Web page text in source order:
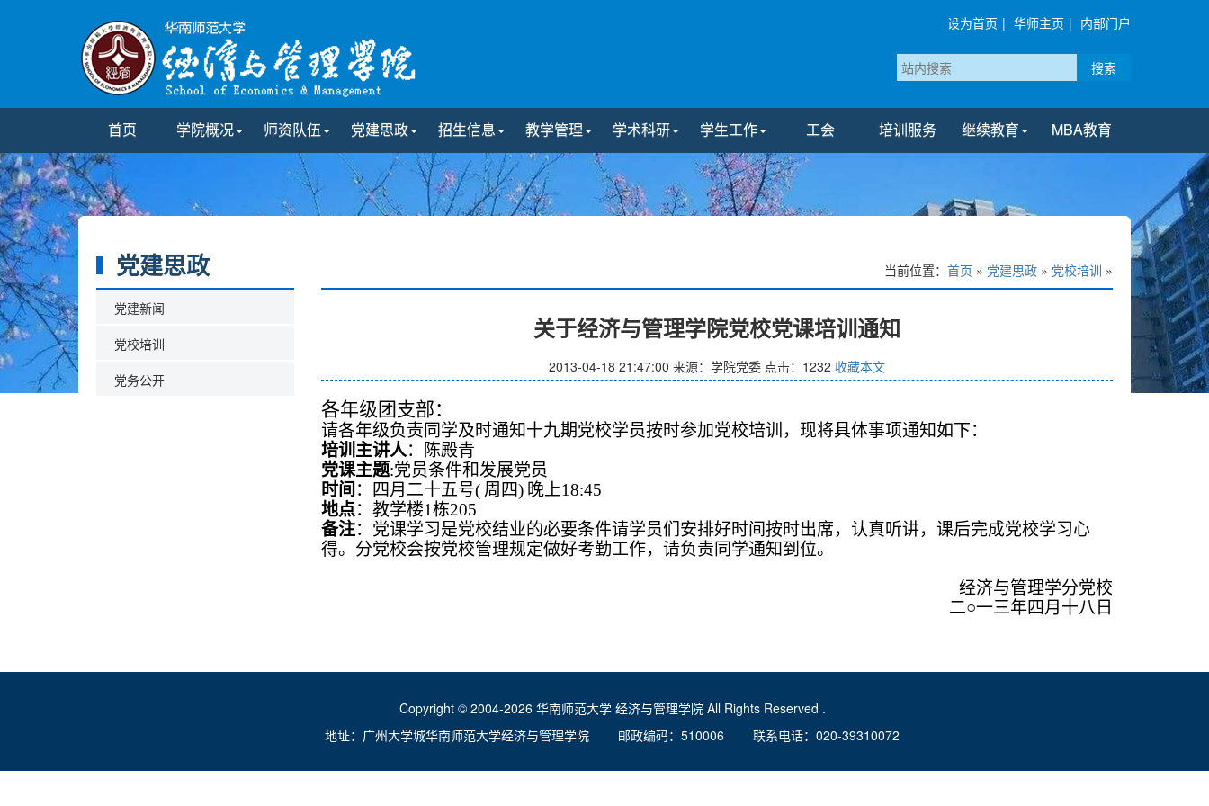
设为首页 | 华师主页 | 内部门户
搜索
首页 学院概况 师资队伍 党建思政 招生信息 教学管理 学术科研 学生工作 工会 培训服务 继续教育 MBA教育
党建思政
党建新闻
党校培训
党务公开
当前位置： 首页 » 党建思政 » 党校培训 »
关于经济与管理学院党校党课培训通知
2013-04-18 21:47:00 来源：学院党委 点击： 1232 收藏本文
各年级团支部：
请各年级负责同学及时通知十九期党校学员按时参加党校培训，现将具体事项通知如下：
培训主讲人：陈殿青
党课主题:党员条件和发展党员
时间 ：四月二十五号( 周四) 晚上18:45
地点：教学楼1栋205
备注：党课学习是党校结业的必要条件请学员们安排好时间按时出席，认真听讲，课后完成党校学习心
得。分党校会按党校管理规定做好考勤工作，请负责同学通知到位。
经济与管理学分党校
二○一三年四月十八日
Copyright © 2004-2026 华南师范大学 经济与管理学院 All Rights Reserved .
地址：广州大学城华南师范大学经济与管理学院 邮政编码：510006 联系电话：020-39310072